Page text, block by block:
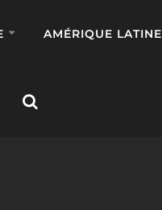
AMÉRIQUE LATINE